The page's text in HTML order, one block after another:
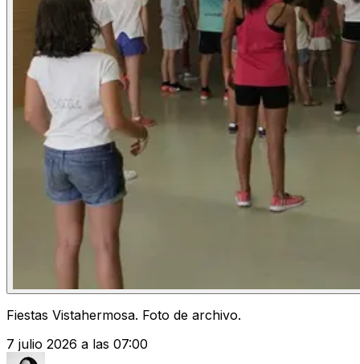
Fiestas Vistahermosa. Foto de archivo.
7 julio 2026 a las 07:00